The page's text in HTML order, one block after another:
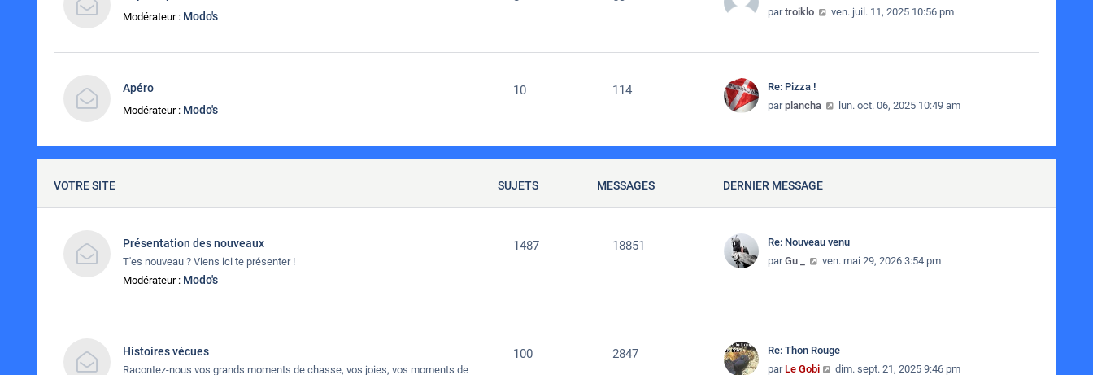
Modérateur : Modo's
partroiklo Consulter le dernier message
ven. juil. 11, 2025 10:56 pm
Apéro
Modérateur : Modo's
10 114
Re: Pizza !
parplancha Consulter le dernier message
lun. oct. 06, 2025 10:49 am
VOTRE SITE SUJETS MESSAGES DERNIER MESSAGE
Présentation des nouveaux
T'es nouveau ? Viens ici te présenter !
Modérateur : Modo's
1487 18851
Re: Nouveau venu
parGu _ Consulter le dernier message
ven. mai 29, 2026 3:54 pm
Histoires vécues
Racontez-nous vos grands moments de chasse, vos joies, vos moments de
100 2847
Re: Thon Rouge
par Le Gobi Consulter le dernier message
dim. sept. 21, 2025 9:46 pm